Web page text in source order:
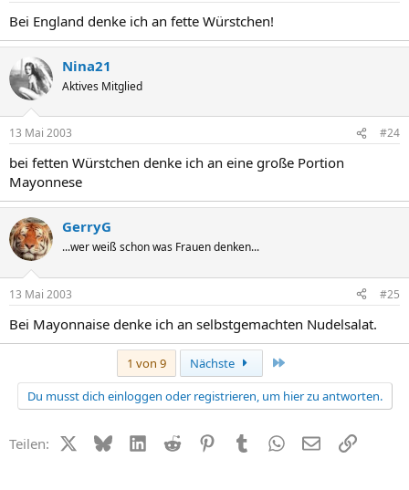
Bei England denke ich an fette Würstchen!
Nina21
Aktives Mitglied
13 Mai 2003 #24
bei fetten Würstchen denke ich an eine große Portion
Mayonnese
GerryG
...wer weiß schon was Frauen denken...
13 Mai 2003 #25
Bei Mayonnaise denke ich an selbstgemachten Nudelsalat.
1 von 9 Nächste
Du musst dich einloggen oder registrieren, um hier zu antworten.
Teilen: X (Twitter)
BlueskyLinkedIn
Reddit PinterestTumblr WhatsApp
E-MailLink